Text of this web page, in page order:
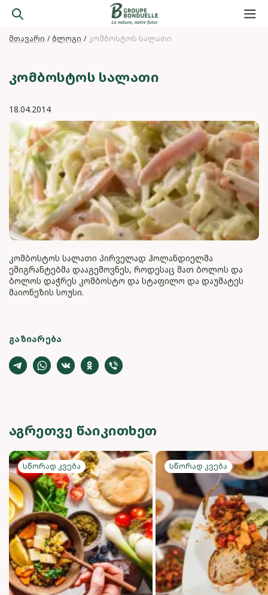
მთავარი ბლოგი კომბოსტოს სალათი
ᲙᲝᲛᲑᲝᲡᲢᲝᲡ ᲡᲐᲚᲐᲗᲘ
18.04.2014
კომბოსტოს სალათი პირველად ჰოლანდიელმა
ემიგრანტებმა დააგემოვნეს, როდესაც მათ ბოლოს და
ბოლოს დაჭრეს კომბოსტო და სტაფილო და დაუმატეს
მაიონეზის სოუსი.
ᲒᲐᲖᲘᲐᲠᲔᲑᲐ
ᲐᲒᲠᲔᲗᲕᲔ ᲬᲐᲘᲙᲘᲗᲮᲔᲗ
Სწორად კვება Სწორად კვება